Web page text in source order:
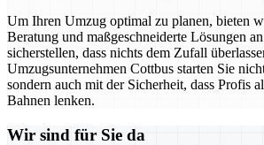
Um Ihren Umzug optimal zu planen, bieten
Beratung und maßgeschneiderte Lösungen
sicherstellen, dass nichts dem Zufall
Umzugsunternehmen Cottbus starten Sie
sondern auch mit der Sicherheit, dass Profis
Bahnen lenken.
Wir sind für Sie da